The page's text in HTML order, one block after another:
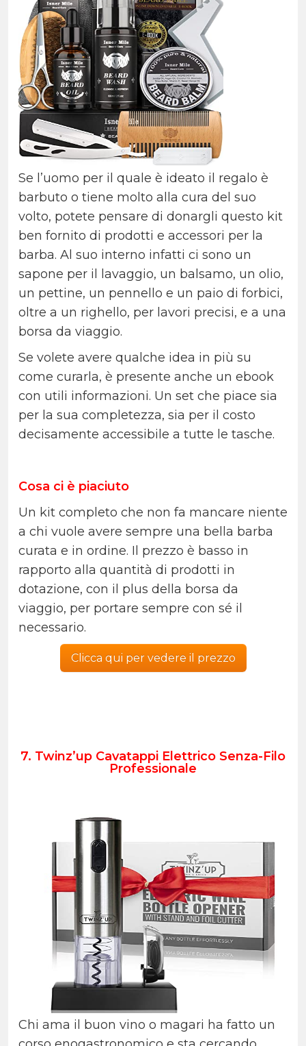
Se l’uomo per il quale è ideato il regalo è
barbuto o tiene molto alla cura del suo
volto, potete pensare di donargli questo kit
ben fornito di prodotti e accessori per la
barba. Al suo interno infatti ci sono un
sapone per il lavaggio, un balsamo, un olio,
un pettine, un pennello e un paio di forbici,
oltre a un righello, per lavori precisi, e a una
borsa da viaggio.
Se volete avere qualche idea in più su
come curarla, è presente anche un ebook
con utili informazioni. Un set che piace sia
per la sua completezza, sia per il costo
decisamente accessibile a tutte le tasche.
Cosa ci è piaciuto
Un kit completo che non fa mancare niente
a chi vuole avere sempre una bella barba
curata e in ordine. Il prezzo è basso in
rapporto alla quantità di prodotti in
dotazione, con il plus della borsa da
viaggio, per portare sempre con sé il
necessario.
Clicca qui per vedere il prezzo
7. Twinz’up Cavatappi Elettrico Senza-Filo
Professionale
Chi ama il buon vino o magari ha fatto un